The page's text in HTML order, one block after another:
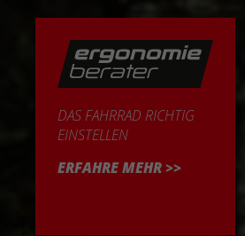
DAS FAHRRAD RICHTIG
EINSTELLEN
ERFAHRE MEHR >>